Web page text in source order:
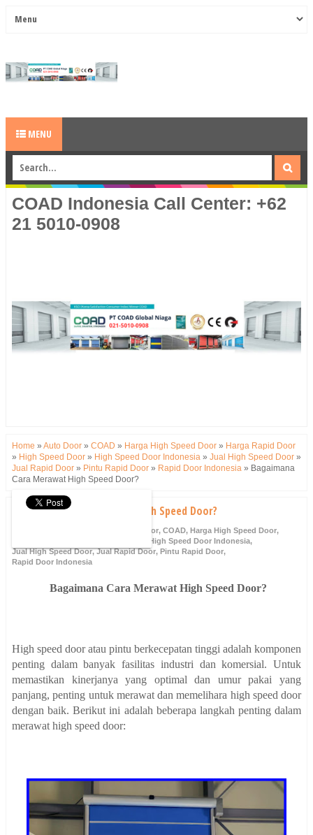
MENU
COAD Indonesia Call Center: +62
21 5010-0908
Home » Auto Door » COAD » Harga High Speed Door » Harga Rapid Door
» High Speed Door » High Speed Door Indonesia » Jual High Speed Door »
Jual Rapid Door » Pintu Rapid Door » Rapid Door Indonesia » Bagaimana
Cara Merawat High Speed Door?
Bagaimana Cara Merawat High Speed Door?
Auto Door, COAD, Harga High Speed Door,
High Speed Door Indonesia,
Jual High Speed Door,Jual Rapid Door, Pintu Rapid Door,
Rapid Door Indonesia
Bagaimana Cara Merawat High Speed Door?
High speed door atau pintu berkecepatan tinggi adalah komponen
penting dalam banyak fasilitas industri dan komersial. Untuk
memastikan kinerjanya yang optimal dan umur pakai yang
panjang, penting untuk merawat dan memelihara high speed door
dengan baik. Berikut ini adalah beberapa langkah penting dalam
merawat high speed door: